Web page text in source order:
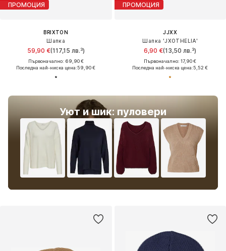
ПРОМОЦИЯ
BRIXTON
Шапка
59,90 €(117,15 лв.³)
Първоначално: 69,90 €
Последна най-ниска цена:59,90 €
Уют и шик: пуловери
ПРОМОЦИЯ
JJXX
Шапка 'JXOTHELIA'
6,90 €(13,50 лв.³)
Първоначално: 17,90 €
Последна най-ниска цена:5,52 €